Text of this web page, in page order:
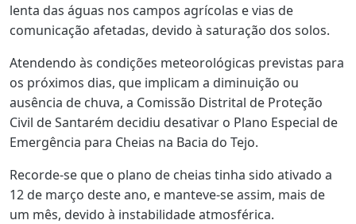
lenta das águas nos campos agrícolas e vias de
comunicação afetadas, devido à saturação dos solos.
Atendendo às condições meteorológicas previstas para
os próximos dias, que implicam a diminuição ou
ausência de chuva, a Comissão Distrital de Proteção
Civil de Santarém decidiu desativar o Plano Especial de
Emergência para Cheias na Bacia do Tejo.
Recorde-se que o plano de cheias tinha sido ativado a
12 de março deste ano, e manteve-se assim, mais de
um mês, devido à instabilidade atmosférica.